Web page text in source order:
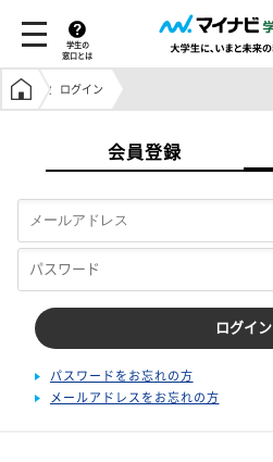
学生の
窓口とは
学生の窓口トップ
ログイン
会員登録
パスワードをお忘れの方
メールアドレスをお忘れの方